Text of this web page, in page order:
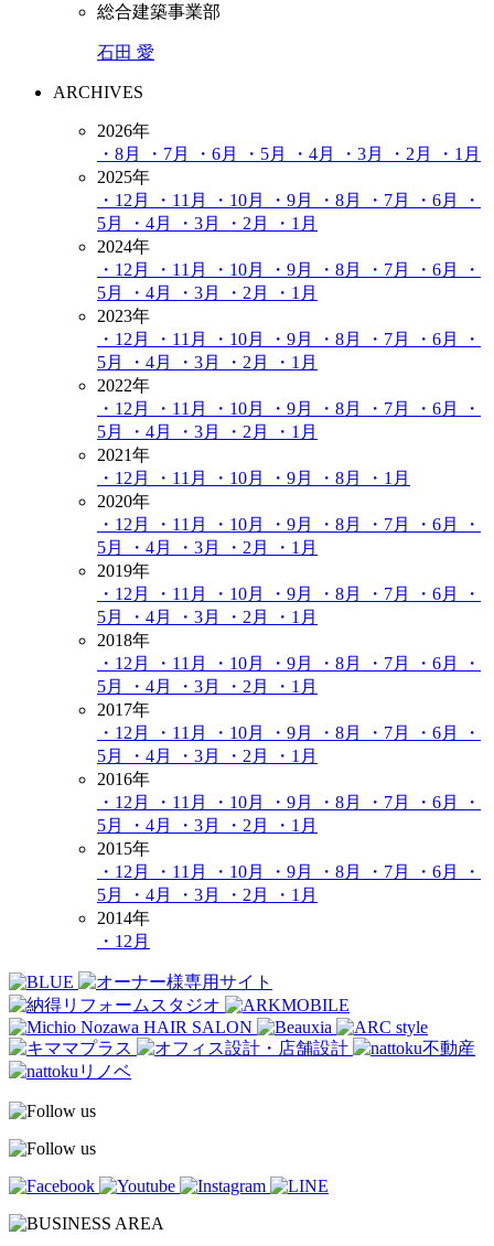
総合建築事業部
石田 愛
ARCHIVES
2026年
・8月
・7月 ・6月 ・5月 ・4月 ・3月 ・2月
・1月
2025年
・12月
・11月 ・10月 ・9月 ・8月 ・7月 ・6月
・
5月
・4月 ・3月 ・2月
・1月
2024年
・12月
・11月 ・10月 ・9月 ・8月 ・7月 ・6月
・
5月
・4月 ・3月 ・2月
・1月
2023年
・12月
・11月 ・10月 ・9月 ・8月 ・7月 ・6月
・
5月
・4月 ・3月 ・2月
・1月
2022年
・12月
・11月 ・10月 ・9月 ・8月 ・7月 ・6月
・
5月
・4月 ・3月 ・2月
・1月
2021年
・12月
・11月 ・10月 ・9月 ・8月
・1月
2020年
・12月
・11月 ・10月 ・9月 ・8月 ・7月 ・6月
・
5月
・4月 ・3月 ・2月
・1月
2019年
・12月
・11月 ・10月 ・9月 ・8月 ・7月 ・6月
・
5月
・4月 ・3月 ・2月
・1月
2018年
・12月
・11月 ・10月 ・9月 ・8月 ・7月 ・6月
・
5月
・4月 ・3月 ・2月
・1月
2017年
・12月
・11月 ・10月 ・9月 ・8月 ・7月 ・6月
・
5月
・4月 ・3月 ・2月
・1月
2016年
・12月
・11月 ・10月 ・9月 ・8月 ・7月 ・6月
・
5月
・4月 ・3月 ・2月
・1月
2015年
・12月
・11月 ・10月 ・9月 ・8月 ・7月 ・6月
・
5月
・4月 ・3月 ・2月
・1月
2014年
・12月